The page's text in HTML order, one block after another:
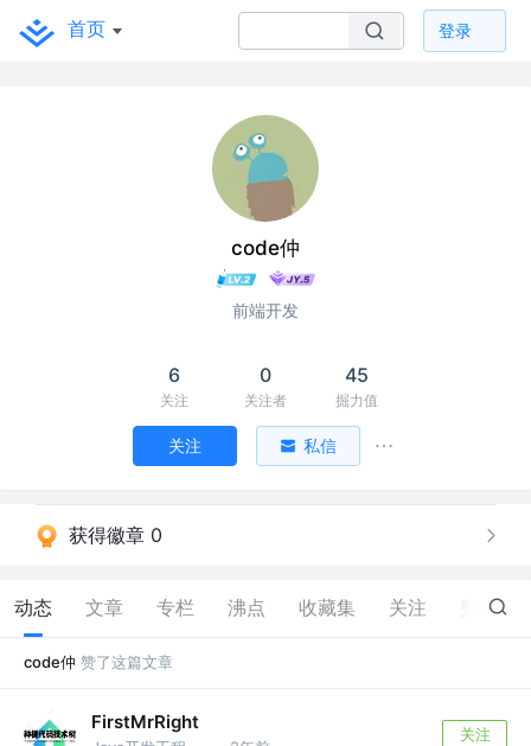
首页 登录
code仲
前端开发
6
关注
0
关注者
45
掘力值
关注 私信
获得徽章 0
动态 文章 专栏 沸点 收藏集 关注 17
code仲 赞了这篇文章
FirstMrRight
关注